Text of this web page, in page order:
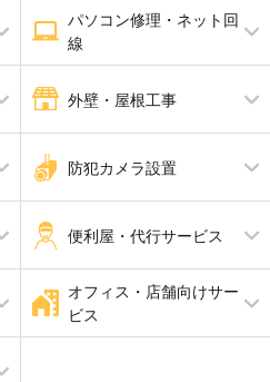
ハウスクリーニング
バスルームクリーニング
パソコン修理・ネット回
線
ピアノ調律 ピアノ修理
外壁・屋根工事
解体工事
手すり設置
防犯カメラ設置
便利屋・代行サービス
オフィス・店舗向けサー
ビス